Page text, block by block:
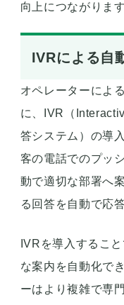
向上につながります
IVRによる自
オペレーターによ
に、IVR（
答システム）の導
客の電話でのプッ
動で適切な部署へ
る回答を自動で応
IVRを導入するこ
な案内を自動化で
ーはより複雑で専